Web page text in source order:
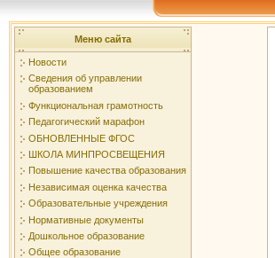
Меню сайта
Новости
Сведения об управлении
образованием
Функциональная грамотность
Педагогический марафон
ОБНОВЛЕННЫЕ ФГОС
ШКОЛА МИНПРОСВЕЩЕНИЯ
Повышение качества образования
Независимая оценка качества
Образовательные учреждения
Нормативные документы
Дошкольное образование
Общее образование